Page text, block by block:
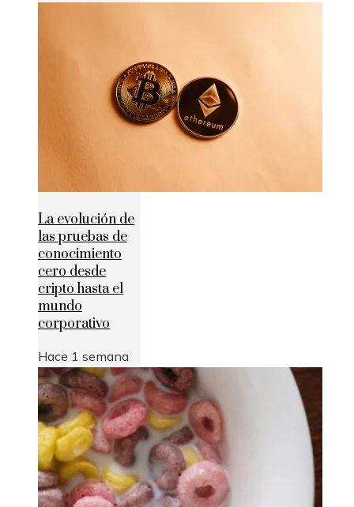
La evolución de
las pruebas de
conocimiento
cero desde
cripto hasta el
mundo
corporativo
Hace 1 semana